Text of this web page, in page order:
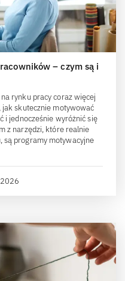
– czym są i
rynku pracy coraz więcej
skutecznie motywować
i jednocześnie wyróżnić się
z narzędzi, które realnie
są programy motywacyjne